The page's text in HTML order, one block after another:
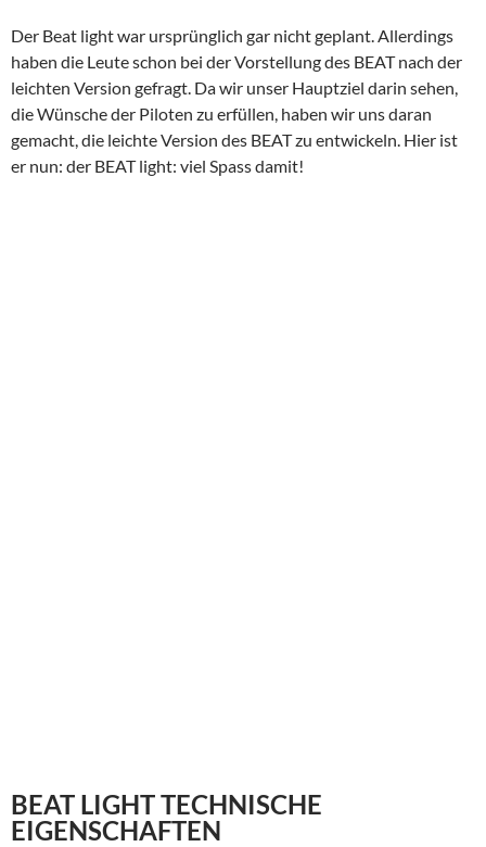
Der Beat light war ursprünglich gar nicht geplant. Allerdings
haben die Leute schon bei der Vorstellung des BEAT nach der
leichten Version gefragt. Da wir unser Hauptziel darin sehen,
die Wünsche der Piloten zu erfüllen, haben wir uns daran
gemacht, die leichte Version des BEAT zu entwickeln. Hier ist
er nun: der BEAT light: viel Spass damit!
BEAT LIGHT TECHNISCHE
EIGENSCHAFTEN